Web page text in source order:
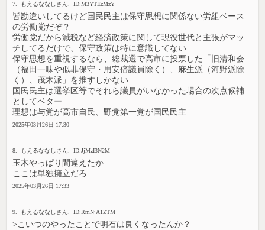
7. もえるななしさん. ID:M3YTEzMzY
皆勘違いしてるけど国民民主は保守思想に関係ない労組ベース
の労働党だぞ？
労働党だから減税など経済政策に関して現役世代と主張がマッ
チしてるだけで、保守政策は特に意識してない
保守思想を重視するなら、総裁選で高市に投票した「旧清和会
（福田一味や似非保守・用安倍議員除く）、麻生派（河野派除
く）、茂木派」を推すしかない
国民民主は選挙区等でそれら議員がいなかった場合の次点候補
としてベター
理想は与党が高市自民、野党第一党が国民民主
2025年03月26日 17:30
8. もえるななしさん. ID:JjMzI3N2M
玉木やっぱり間違えたか
ここは単独擁立だろ
2025年03月26日 17:33
9. もえるななしさん. ID:RmNjA1ZTM
>こいつのやったことで明石は良くなったんか？